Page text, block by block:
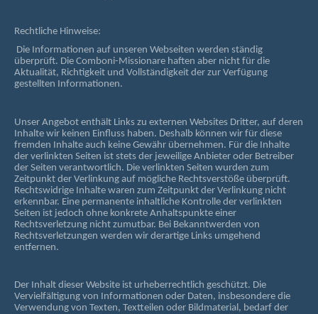
Rechtliche Hinweise:
Die Informationen auf unseren Webseiten werden ständig
überprüft. Die Comboni-Missionare haften aber nicht für die
Aktualität, Richtigkeit und Vollständigkeit der zur Verfügung
gestellten Informationen.
Unser Angebot enthält Links zu externen Websites Dritter, auf deren
Inhalte wir keinen Einfluss haben. Deshalb können wir für diese
fremden Inhalte auch keine Gewähr übernehmen. Für die Inhalte
der verlinkten Seiten ist stets der jeweilige Anbieter oder Betreiber
der Seiten verantwortlich. Die verlinkten Seiten wurden zum
Zeitpunkt der Verlinkung auf mögliche Rechtsverstöße überprüft.
Rechtswidrige Inhalte waren zum Zeitpunkt der Verlinkung nicht
erkennbar. Eine permanente inhaltliche Kontrolle der verlinkten
Seiten ist jedoch ohne konkrete Anhaltspunkte einer
Rechtsverletzung nicht zumutbar. Bei Bekanntwerden von
Rechtsverletzungen werden wir derartige Links umgehend
entfernen.
Der Inhalt dieser Website ist urheberrechtlich geschützt. Die
Vervielfältigung von Informationen oder Daten, insbesondere die
Verwendung von Texten, Textteilen oder Bildmaterial, bedarf der